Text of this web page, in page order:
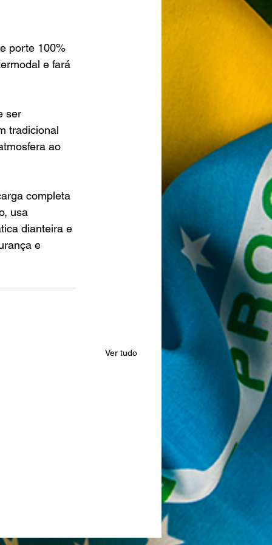
porte 100%
e fará
ser
tradicional
ao
completa
usa
dianteira e
e
Ver tudo